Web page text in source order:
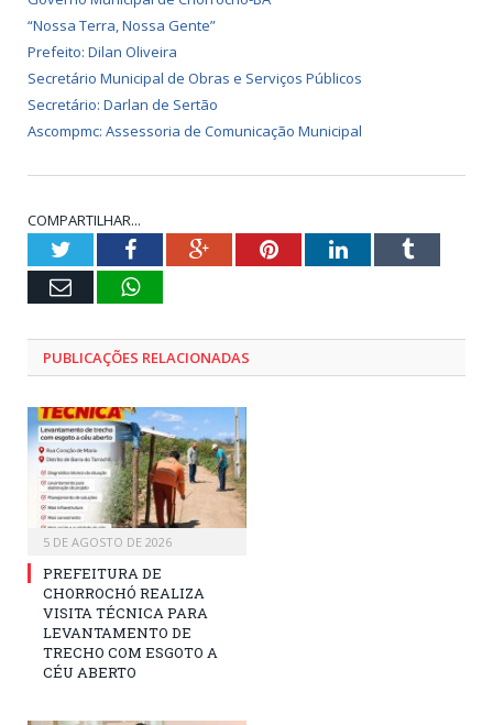
“Nossa Terra, Nossa Gente”
Prefeito: Dilan Oliveira
Secretário Municipal de Obras e Serviços Públicos
Secretário: Darlan de Sertão
Ascompmc: Assessoria de Comunicação Municipal
COMPARTILHAR...
TwitterFacebookGoogle+PinterestLinkedInTumblr
E-
WhatsApp
PUBLICAÇÕES RELACIONADAS
5 DE AGOSTO DE 2026
PREFEITURA DE
CHORROCHÓ REALIZA
VISITA TÉCNICA PARA
LEVANTAMENTO DE
TRECHO COM ESGOTO A
CÉU ABERTO